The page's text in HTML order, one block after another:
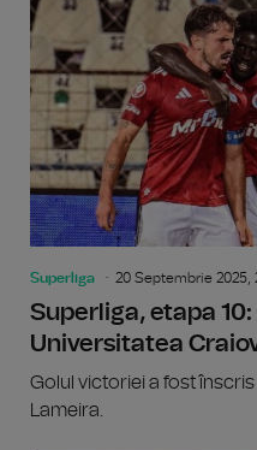
Superliga 20 Septembrie 2025,
Superliga, etapa
Universitatea
Golul victoriei a fost
Lameira.